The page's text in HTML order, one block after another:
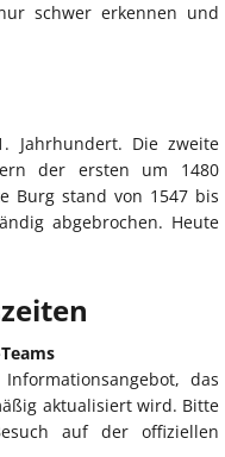
schwer erkennen und
Jahrhundert. Die zweite
der ersten um 1480
Burg stand von 1547 bis
abgebrochen. Heute
das
aktualisiert wird. Bitte
auf der offiziellen